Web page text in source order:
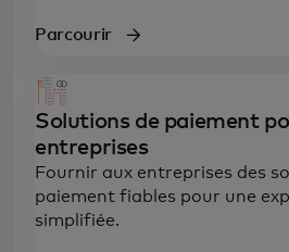
Parcourir
Solutions de paiement
entreprises
Fournir aux entreprises des
paiement fiables pour une
simplifiée.